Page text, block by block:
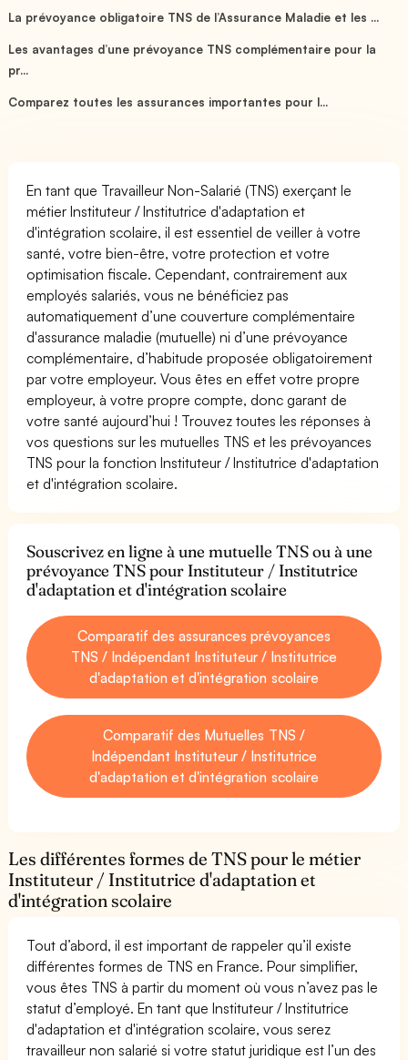
La prévoyance obligatoire TNS de l’Assurance Maladie et les ...
Les avantages d’une prévoyance TNS complémentaire pour la
pr...
Comparez toutes les assurances importantes pour l...
En tant que Travailleur Non-Salarié (TNS) exerçant le
métier Instituteur / Institutrice d'adaptation et
d'intégration scolaire, il est essentiel de veiller à votre
santé, votre bien-être, votre protection et votre
optimisation fiscale. Cependant, contrairement aux
employés salariés, vous ne bénéficiez pas
automatiquement d’une couverture complémentaire
d'assurance maladie (mutuelle) ni d’une prévoyance
complémentaire, d’habitude proposée obligatoirement
par votre employeur. Vous êtes en effet votre propre
employeur, à votre propre compte, donc garant de
votre santé aujourd’hui ! Trouvez toutes les réponses à
vos questions sur les mutuelles TNS et les prévoyances
TNS pour la fonction Instituteur / Institutrice d'adaptation
et d'intégration scolaire.
Souscrivez en ligne à une mutuelle TNS ou à une
prévoyance TNS pour Instituteur / Institutrice
d'adaptation et d'intégration scolaire
Comparatif des assurances prévoyances
TNS / Indépendant Instituteur / Institutrice
d'adaptation et d'intégration scolaire
Comparatif des Mutuelles TNS /
Indépendant Instituteur / Institutrice
d'adaptation et d'intégration scolaire
Les différentes formes de TNS pour le métier
Instituteur / Institutrice d'adaptation et
d'intégration scolaire
Tout d’abord, il est important de rappeler qu’il existe
différentes formes de TNS en France. Pour simplifier,
vous êtes TNS à partir du moment où vous n’avez pas le
statut d’employé. En tant que Instituteur / Institutrice
d'adaptation et d'intégration scolaire, vous serez
travailleur non salarié si votre statut juridique est l’un des